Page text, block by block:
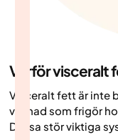
Varför visceralt
Visceralt fett är inte
vävnad som frigör
Dessa stör viktiga